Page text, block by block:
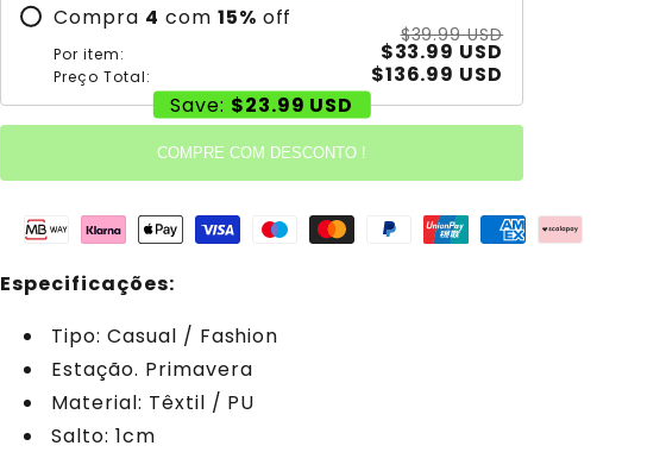
Compra 4 com 15% off
Por item:
$39.99 USD
$33.99 USD
Preço Total:
$136.99 USD
Save: $23.99 USD
COMPRE COM DESCONTO !
Especificações:
Tipo: Casual / Fashion
Estação. Primavera
Material: Têxtil / PU
Salto: 1cm